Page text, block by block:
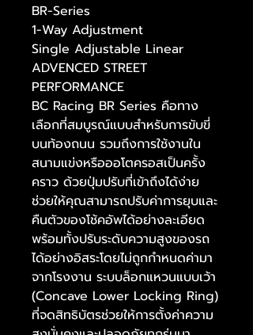
BR-Series
1-Way Adjustment
Single Adjustable Linear
ADVENCED STREET
PERFORMANCE
BC Racing BR Series คือทาง
เลือกที่สมบูรณ์แบบสำหรับการขับขี่
บนท้องถนน รวมถึงการใช้งานใน
สนามแข่งหรือออโตครอสเป็นครั้ง
คราว ด้วยปุ่มปรับที่เข้าถึงได้ง่าย
ช่วยให้คุณสามารถปรับค่าการยุบและ
คืนตัวของโช้คอัพได้อย่างละเอียด
พร้อมทั้งปรับระดับความสูงของรถ
ได้อย่างอิสระโดยไม่ถูกกำหนดค่ามา
จากโรงงาน ระบบล็อกแหวนแบบเว้า
(Concave Lower Locking Ring)
ที่จดสิทธิบัตรช่วยให้การตั้งค่าความ